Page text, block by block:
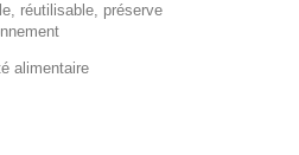
réutilisable, préserve
alimentaire